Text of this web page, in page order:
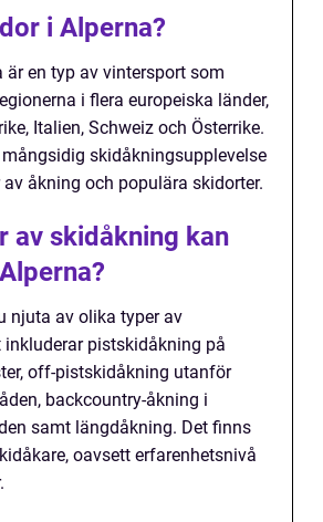
i Alperna?
är en typ av vintersport som
i flera europeiska länder,
Italien, Schweiz och Österrike.
mångsidig skidåkningsupplevelse
åkning och populära skidorter.
av skidåkning kan
njuta av olika typer av
inkluderar pistskidåkning på
off-pistskidåkning utanför
backcountry-åkning i
samt längdåkning. Det finns
oavsett erfarenhetsnivå